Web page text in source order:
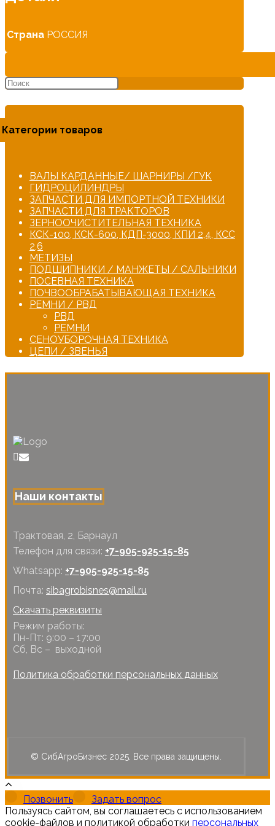
Страна РОССИЯ
Категории товаров
ВАЛЫ КАРДАННЫЕ/ ШАРНИРЫ /ГУК
ГИДРОЦИЛИНДРЫ
ЗАПЧАСТИ ДЛЯ ИМПОРТНОЙ ТЕХНИКИ
ЗАПЧАСТИ ДЛЯ ТРАКТОРОВ
ЗЕРНООЧИСТИТЕЛЬНАЯ ТЕХНИКА
КСК-100, КСК-600, КДП-3000, КПИ 2,4, КСС
2,6
МЕТИЗЫ
ПОДШИПНИКИ / МАНЖЕТЫ / САЛЬНИКИ
ПОСЕВНАЯ ТЕХНИКА
ПОЧВООБРАБАТЫВАЮЩАЯ ТЕХНИКА
РЕМНИ / РВД
РВД
РЕМНИ
СЕНОУБОРОЧНАЯ ТЕХНИКА
ЦЕПИ / ЗВЕНЬЯ
Наши контакты
Трактовая, 2, Барнаул
Телефон для связи: +7-905-925-15-85
Whatsapp: +7-905-925-15-85
Почта: sibagrobisnes@mail.ru
Скачать реквизиты
Режим работы:
Пн-Пт: 9:00 – 17:00
Сб, Вс – выходной
Политика обработки персональных данных
© СибАгроБизнес 2025. Все права защищены.
Позвонить
Задать вопрос
Пользуясь сайтом, вы соглашаетесь с использованием
cookie-файлов и политикой обработки персональных